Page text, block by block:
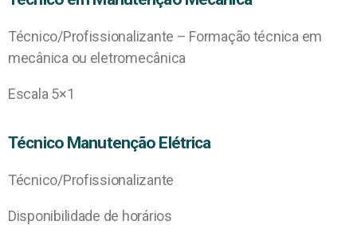
Técnico/Profissionalizante – Formação técnica em
mecânica ou eletromecânica
Escala 5×1
Técnico Manutenção Elétrica
Técnico/Profissionalizante
Disponibilidade de horários